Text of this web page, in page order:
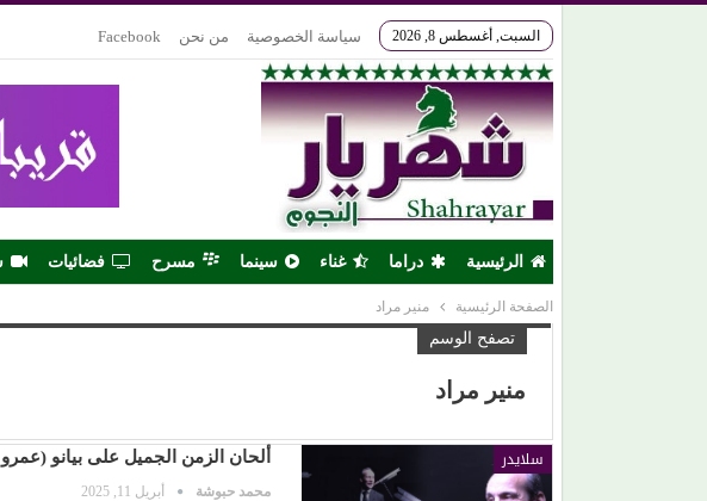
السبت, أغسطس 8, 2026 سياسة الخصوصية من نحن Facebook
الرئيسية دراما غناء سينما مسرح فضائيات
الصفحة الرئيسية منير مراد
تصفح الوسم
منير مراد
سلايدر ألحان الزمن الجميل على بيانو (عمرو
محمد حبوشة أبريل 11, 2025